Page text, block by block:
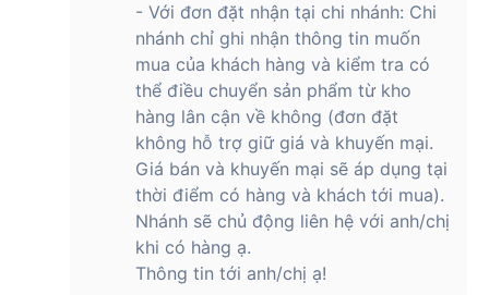
5 Active ra mắt khi nào?
Đồng hồ thông minh Xiaomi Redmi Watch 5 Active đã chính
thức ra mắt vào tháng 8 năm 2024. Đồng hồ thông minh này
nằm trong phân khúc giá rẻ, với nhiều tính năng nổi bật như
màn hình 2 inch, hỗ trợ đàm thoại Bluetooth, tích hợp trợ lý
ảo Alexa, hơn 140 chế độ thể thao và thời lượng pin lên đến
Đồng hồ thông minh Xiaomi Redmi Watch
5 Active có giá bao nhiêu?
Hiện tại, sản phẩm đã chính thức mở bán tại thị trường Việt
- Với đơn đặt nhận tại chi nhánh: Chi
nhánh chỉ ghi nhận thông tin muốn
mua của khách hàng và kiểm tra có
thể điều chuyển sản phẩm từ kho
hàng lân cận về không (đơn đặt
không hỗ trợ giữ giá và khuyến mại.
Giá bán và khuyến mại sẽ áp dụng tại
thời điểm có hàng và khách tới mua).
Nhánh sẽ chủ động liên hệ với anh/chị
khi có hàng ạ.
Thông tin tới anh/chị ạ!